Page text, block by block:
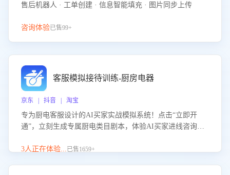
售后机器人 · 工单创建 · 信息智能填充 · 图片同步上传
咨询体验已售99+
客服模拟接待训练-厨房电器
京东 | 抖音 | 淘宝
专为厨电客服设计的AI买家实战模拟系统！点击“立即开
通”，立刻生成专属厨电类目剧本，体验AI买家进线咨询真
实场景应对技巧！
3人正在体验...已售1659+